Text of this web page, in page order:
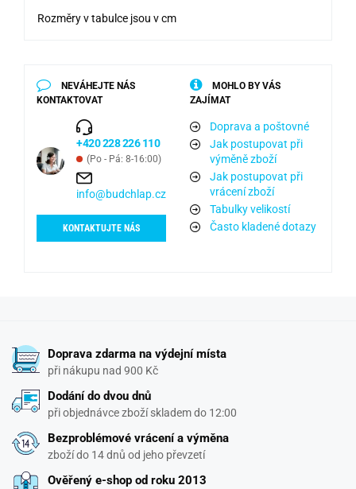
Rozměry v tabulce jsou v cm
NEVÁHEJTE NÁS
KONTAKTOVAT
+420 228 226 110
(Po - Pá: 8-16:00)
info@budchlap.cz
KONTAKTUJTE NÁS
MOHLO BY VÁS
ZAJÍMAT
Doprava a poštovné
Jak postupovat při
výměně zboží
Jak postupovat při
vrácení zboží
Tabulky velikostí
Často kladené dotazy
Doprava zdarma na výdejní místa
při nákupu nad 900 Kč
Dodání do dvou dnů
při objednávce zboží skladem do 12:00
Bezproblémové vrácení a výměna
zboží do 14 dnů od jeho převzetí
Ověřený e-shop od roku 2013